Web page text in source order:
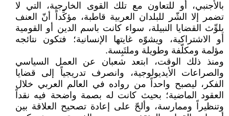
بالأجنبي، أو للتعاون مع تلك القوى الخارجية، التي لا
تضمر إلا الشّر للبلدان العربية قاطبة، مؤكِّداً أنّ العنف
يلوِّث القضايا النبيلة، سواء كانت باسم الدين أو القومية
أو الاشتراكية، ويشوّه غايتها الإنسانية؛ فتكون نتائجه
مؤلمة ومكلّفة وطويلة وملتَبِسة.
ومنذ ذلك الوقت، ابتعد شعبان عن العمل السياسي
والصراعات الأيديولوجية، وانصرف تدريجياً إلى قضايا
الفكر، ليصبح واحداً من رواده في العالم العربي خلال
العقود الماضية؛ بحيث كانت له بصمة واضحة فيه نقداً
وتنظيراً وممارسة، وألحّ على إعادة تصحيح العلاقة بين